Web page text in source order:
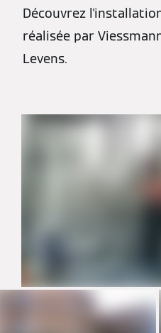
Découvrez
réalisée par
Levens.